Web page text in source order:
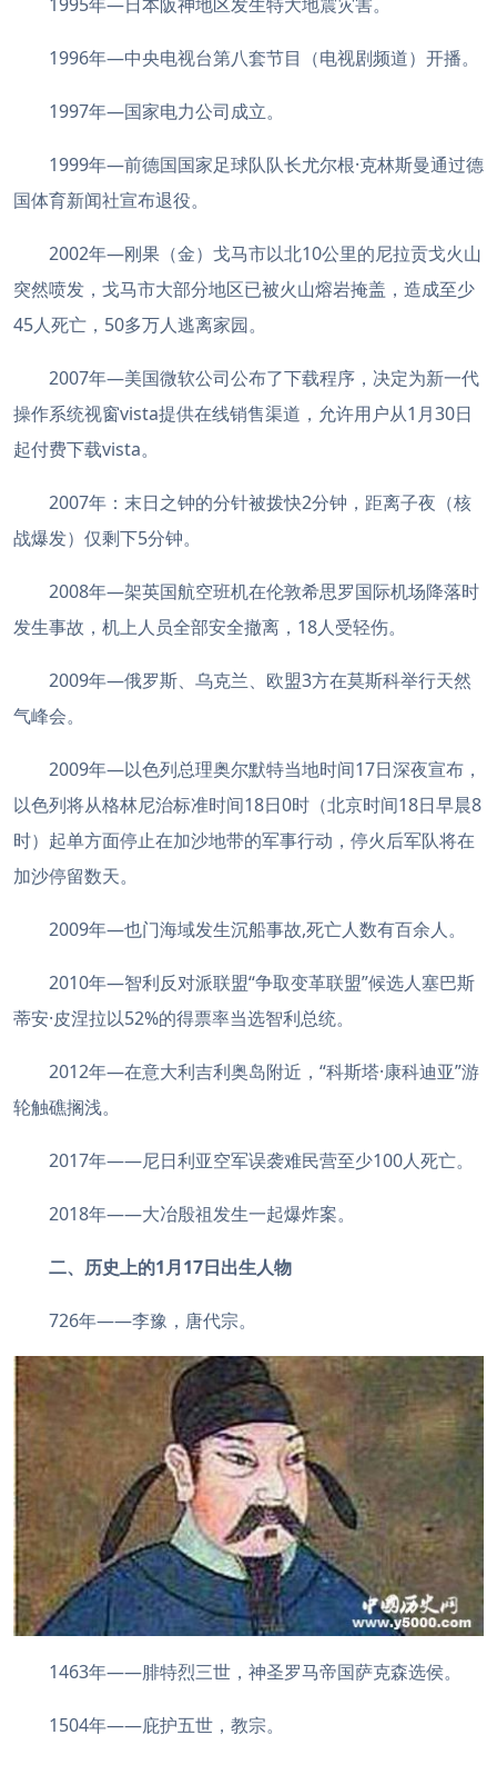
1996年—中央电视台第八套节目（电视剧频道）开播。
1997年—国家电力公司成立。
1999年—前德国国家足球队队长尤尔根·克林斯曼通过德
国体育新闻社宣布退役。
2002年—刚果（金）戈马市以北10公里的尼拉贡戈火山
突然喷发，戈马市大部分地区已被火山熔岩掩盖，造成至少
45人死亡，50多万人逃离家园。
2007年—美国微软公司公布了下载程序，决定为新一代
操作系统视窗vista提供在线销售渠道，允许用户从1月30日
起付费下载vista。
2007年：末日之钟的分针被拨快2分钟，距离子夜（核
战爆发）仅剩下5分钟。
2008年—架英国航空班机在伦敦希思罗国际机场降落时
发生事故，机上人员全部安全撤离，18人受轻伤。
2009年—俄罗斯、乌克兰、欧盟3方在莫斯科举行天然
气峰会。
2009年—以色列总理奥尔默特当地时间17日深夜宣布，
以色列将从格林尼治标准时间18日0时（北京时间18日早晨8
时）起单方面停止在加沙地带的军事行动，停火后军队将在
加沙停留数天。
2009年—也门海域发生沉船事故,死亡人数有百余人。
2010年—智利反对派联盟“争取变革联盟”候选人塞巴斯
蒂安·皮涅拉以52%的得票率当选智利总统。
2012年—在意大利吉利奥岛附近，“科斯塔·康科迪亚”游
轮触礁搁浅。
2017年——尼日利亚空军误袭难民营至少100人死亡。
2018年——大冶殷祖发生一起爆炸案。
二、历史上的1月17日出生人物
726年——李豫，唐代宗。
1463年——腓特烈三世，神圣罗马帝国萨克森选侯。
1504年——庇护五世，教宗。